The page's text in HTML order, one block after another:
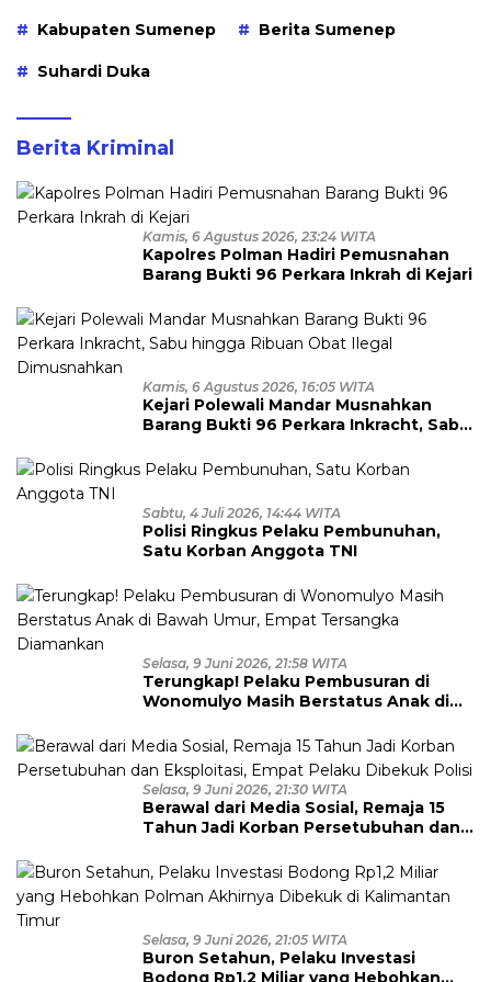
Kabupaten Sumenep Berita Sumenep
Suhardi Duka
Berita Kriminal
Kamis, 6 Agustus 2026, 23:24 WITA
Kapolres Polman Hadiri Pemusnahan
Barang Bukti 96 Perkara Inkrah di Kejari
Kamis, 6 Agustus 2026, 16:05 WITA
Kejari Polewali Mandar Musnahkan
Barang Bukti 96 Perkara Inkracht, Sabu
Dimusnahkan
Sabtu, 4 Juli 2026, 14:44 WITA
Polisi Ringkus Pelaku Pembunuhan,
Satu Korban Anggota TNI
Selasa, 9 Juni 2026, 21:58 WITA
Terungkap! Pelaku Pembusuran di
Wonomulyo Masih Berstatus Anak di
Diamankan
Selasa, 9 Juni 2026, 21:30 WITA
Berawal dari Media Sosial, Remaja 15
Tahun Jadi Korban Persetubuhan dan
Polisi
Selasa, 9 Juni 2026, 21:05 WITA
Buron Setahun, Pelaku Investasi
Bodong Rp1,2 Miliar yang Hebohkan